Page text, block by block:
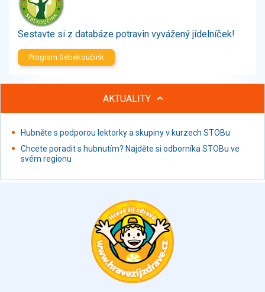
Sladkosti, slané výrobky
Zmrzliny
Ochucovadla, přísady, sladidla
Sušené směsi
Polotovary, hotové pokrmy
Proteinové výrobky, doplňky stravy
Nápoje alkoholické
Restaurace, jídelny, hotová jídla
Fastfood
Studená kuchyně, lahůdkářské výrobky
Sestavte si z databáze potravin vyvážený jídelníček!
Program Sebekoučink
AKTUALITY
Hubněte s podporou lektorky a skupiny v kurzech STOBu
Chcete poradit s hubnutím? Najděte si odborníka STOBu ve
svém regionu